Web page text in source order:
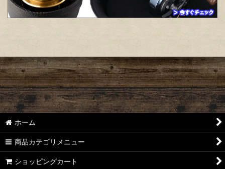
ホーム
商品カテゴリメニュー
ショッピングカート